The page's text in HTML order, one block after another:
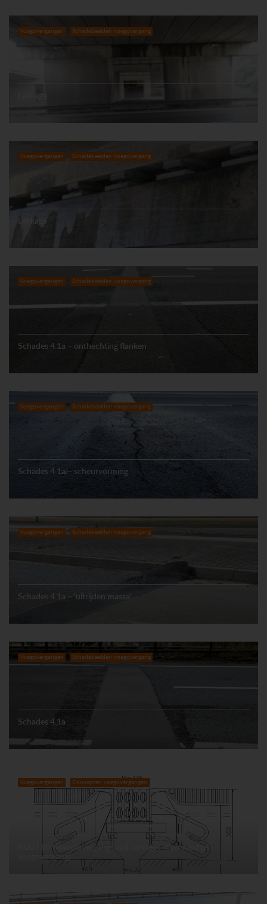
Voegovergangen Schadebeelden voegovergang
Voegovergangen Schadebeelden voegovergang
Lekkage
Voegovergangen Schadebeelden voegovergang
Schades 4.1a – onthechting flanken
Voegovergangen Schadebeelden voegovergang
Schades 4.1a – scheurvorming
Voegovergangen Schadebeelden voegovergang
Schades 4.1a – ‘uitrijden massa’
Voegovergangen Schadebeelden voegovergang
Schades 4.1a
Voegovergangen Concepten voegovergangen
RUB F80 rijbaanovergang (oud concept meervoudige
voegovergang)